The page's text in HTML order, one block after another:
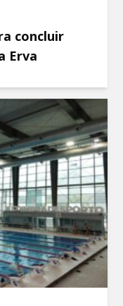
concluir
Erva